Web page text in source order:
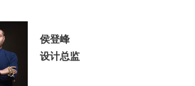
侯登峰
设计总监